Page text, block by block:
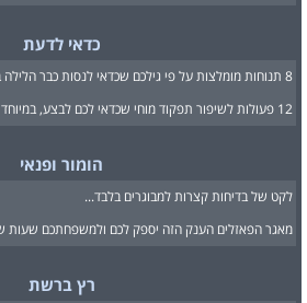
כדאי לדעת
8 תנוחות מומלצות על פי גילכם שכדאי לנסות כבר הלילה במיטה
12 פעולות לשיפור תפקוד מוחי שכדאי לכם לבצע, במיוחד את 6!
הומור ופנאי
לקט של בדיחות קצרות למבוגרים בלבד...
מאגר הפאזלים הענק הזה יספק לכם ולמשפחתכם שעות
רץ ברשת